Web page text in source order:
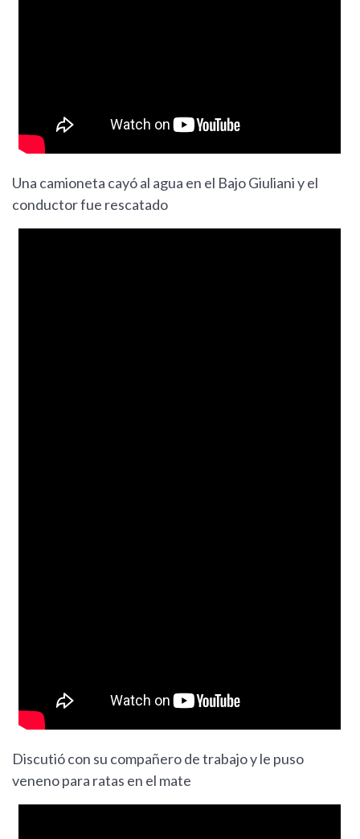
Una camioneta cayó al agua en el Bajo Giuliani y el
conductor fue rescatado
Discutió con su compañero de trabajo y le puso
veneno para ratas en el mate